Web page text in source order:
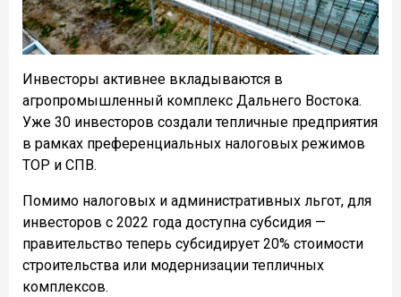
Инвесторы активнее вкладываются в
агропромышленный комплекс Дальнего Востока.
Уже 30 инвесторов создали тепличные предприятия
в рамках преференциальных налоговых режимов
ТОР и СПВ.
Помимо налоговых и административных льгот, для
инвесторов с 2022 года доступна субсидия —
правительство теперь субсидирует 20% стоимости
строительства или модернизации тепличных
комплексов.